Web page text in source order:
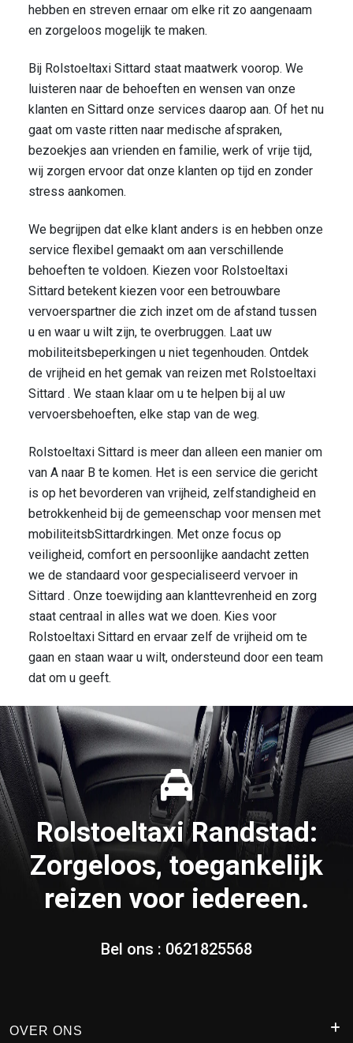
hebben en streven ernaar om elke rit zo aangenaam
en zorgeloos mogelijk te maken.
Bij Rolstoeltaxi Sittard staat maatwerk voorop. We
luisteren naar de behoeften en wensen van onze
klanten en Sittard onze services daarop aan. Of het nu
gaat om vaste ritten naar medische afspraken,
bezoekjes aan vrienden en familie, werk of vrije tijd,
wij zorgen ervoor dat onze klanten op tijd en zonder
stress aankomen.
We begrijpen dat elke klant anders is en hebben onze
service flexibel gemaakt om aan verschillende
behoeften te voldoen. Kiezen voor Rolstoeltaxi
Sittard betekent kiezen voor een betrouwbare
vervoerspartner die zich inzet om de afstand tussen
u en waar u wilt zijn, te overbruggen. Laat uw
mobiliteitsbeperkingen u niet tegenhouden. Ontdek
de vrijheid en het gemak van reizen met Rolstoeltaxi
Sittard . We staan klaar om u te helpen bij al uw
vervoersbehoeften, elke stap van de weg.
Rolstoeltaxi Sittard is meer dan alleen een manier om
van A naar B te komen. Het is een service die gericht
is op het bevorderen van vrijheid, zelfstandigheid en
betrokkenheid bij de gemeenschap voor mensen met
mobiliteitsbSittardrkingen. Met onze focus op
veiligheid, comfort en persoonlijke aandacht zetten
we de standaard voor gespecialiseerd vervoer in
Sittard . Onze toewijding aan klanttevrenheid en zorg
staat centraal in alles wat we doen. Kies voor
Rolstoeltaxi Sittard en ervaar zelf de vrijheid om te
gaan en staan waar u wilt, ondersteund door een team
dat om u geeft.
Rolstoeltaxi Randstad:
Zorgeloos, toegankelijk
reizen voor iedereen.
Bel ons : 0621825568
OVER ONS